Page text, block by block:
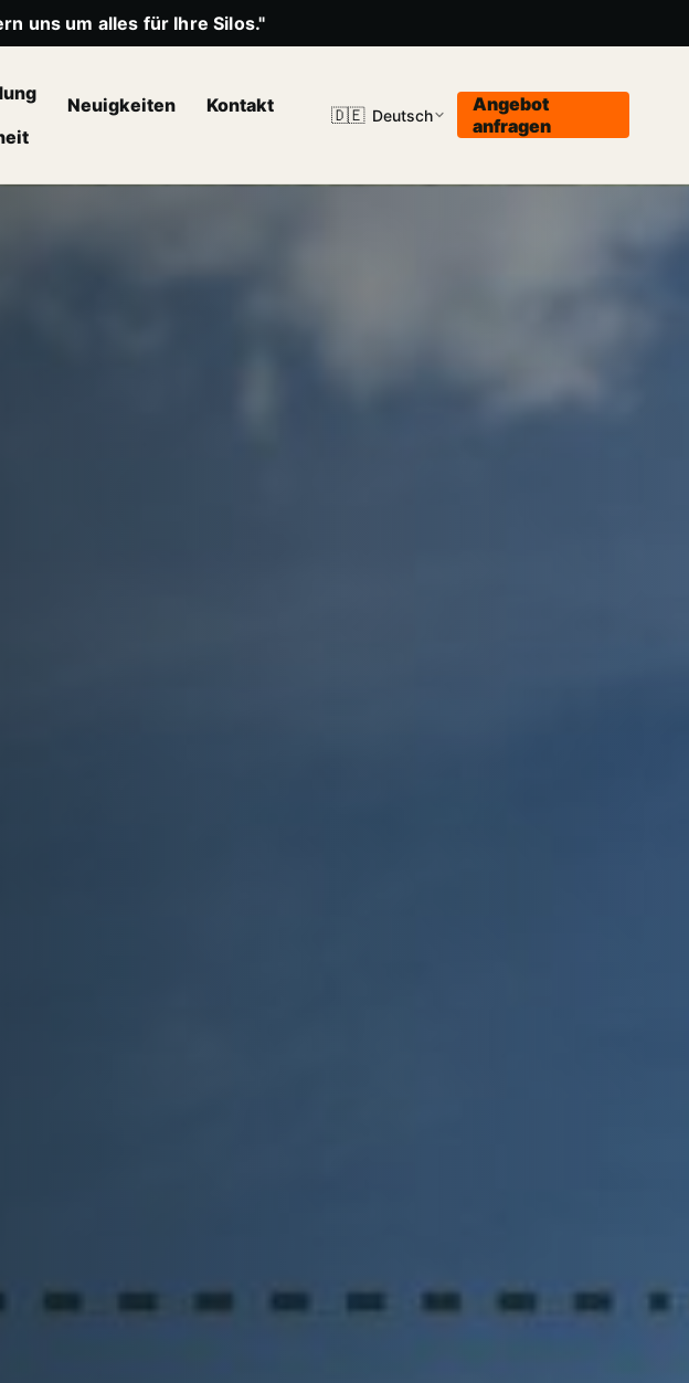
uns um alles für Ihre Silos."
Neuigkeiten Kontakt 🇩🇪 Deutsch
Angebot
anfragen